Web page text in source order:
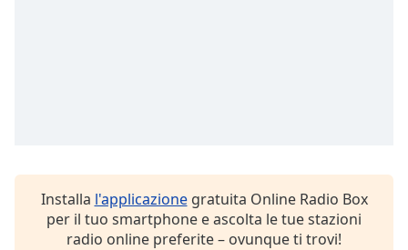
Escape
Installa l'applicazionegratuita Online Radio Box
per il tuo smartphone e ascolta le tue stazioni
radio online preferite – ovunque ti trovi!